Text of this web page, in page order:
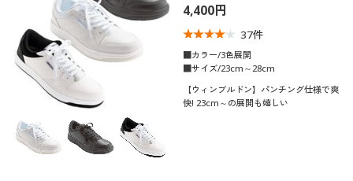
キッチン・雑貨・日用品
家具・収納
寝具・ベッド
カーテン・ラグ・ファブリック
美容・健康通販すべて
美容・健康・サプリメント
制服・スクール
制服・スクールすべて
制服・学生服
ジュニア・ティーンズ下着
大きいサイズ
大きいサイズ通販すべて
大きいサイズ レディース服
バーゲン
バーゲンセール
詳細検索
口コミ
(4〜4.9)
靴・靴下サイ
22 22.5
4,400円
37件
■カラー/3色展開
■サイズ/23cm～28cm
【ウィンブルドン】パンチング仕様で爽
快! 23cm～の展開も嬉しい